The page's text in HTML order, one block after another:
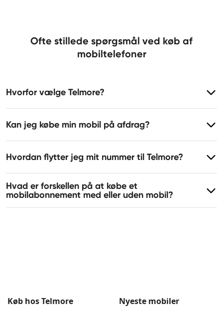
Ofte stillede spørgsmål ved køb af
mobiltelefoner
Hvorfor vælge Telmore?
Kan jeg købe min mobil på afdrag?
Hvordan flytter jeg mit nummer til Telmore?
Hvad er forskellen på at købe et
mobilabonnement med eller uden mobil?
Køb hos Telmore Nyeste mobiler